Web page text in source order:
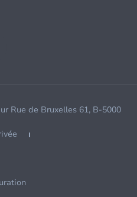
Rue de Bruxelles 61, B-5000